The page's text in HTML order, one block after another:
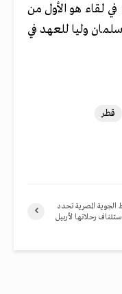
في لقاء هو الأول من
وليا للعهد في
قطر
الجوية المصرية تحدد
رحلاتها لأربيل